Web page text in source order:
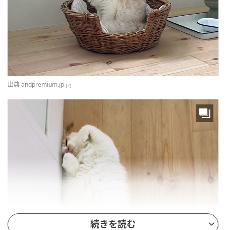
出典andpremium.jp
続きを読む